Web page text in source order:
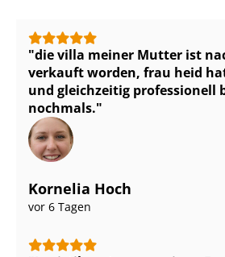
die villa meiner Mutter ist
verkauft worden, frau heid
und gleichzeitig professionell
nochmals.
Kornelia Hoch
vor 6 Tagen